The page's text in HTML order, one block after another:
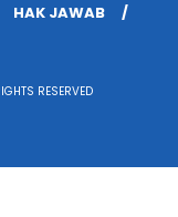
HAK JAWAB
RESERVED